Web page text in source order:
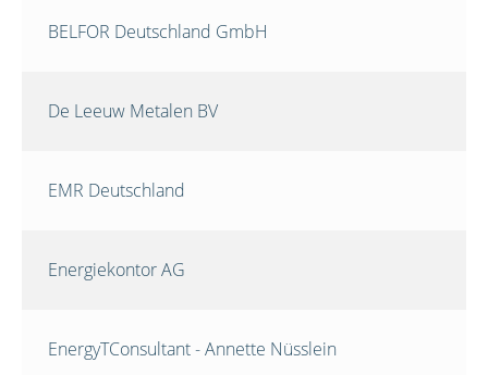
BELFOR Deutschland GmbH
De Leeuw Metalen BV
EMR Deutschland
Energiekontor AG
EnergyTConsultant - Annette Nüsslein